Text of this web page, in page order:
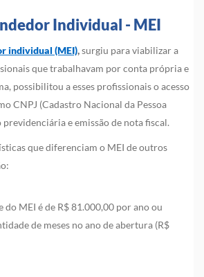
Individual - MEI
individual (MEI),surgiu para viabilizar a
que trabalhavam por conta própria e
possibilitou a esses profissionais o acesso
CNPJ (Cadastro Nacional da Pessoa
e emissão de nota fiscal.
que diferenciam o MEI de outros
MEI é de R$ 81.000,00 por ano ou
de meses no ano de abertura (R$